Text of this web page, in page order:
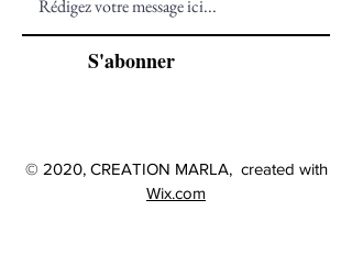
S'abonner
© 2020, CREATION MARLA, created with
Wix.com